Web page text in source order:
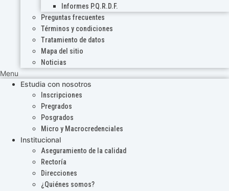
Informes P.Q.R.D.F.
Preguntas frecuentes
Términos y condiciones
Tratamiento de datos
Mapa del sitio
Noticias
Menu
Estudia con nosotros
Inscripciones
Pregrados
Posgrados
Micro y Macrocredenciales
Institucional
Aseguramiento de la calidad
Rectoría
Direcciones
¿Quiénes somos?